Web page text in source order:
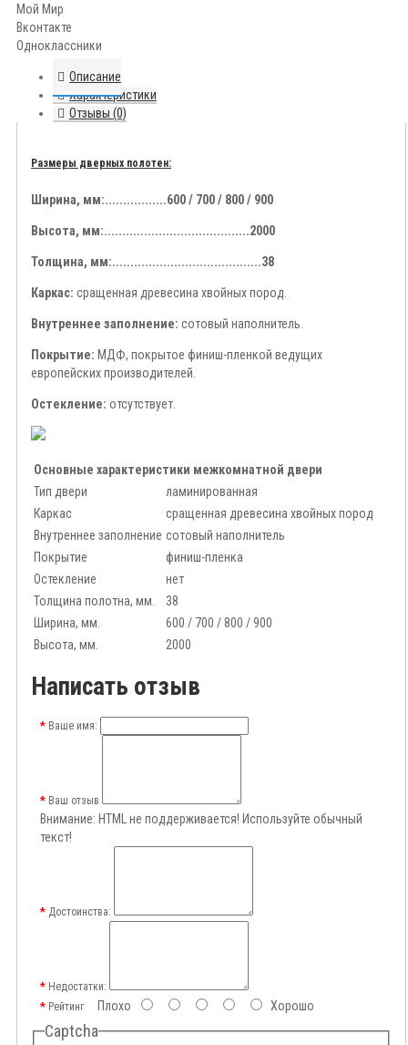
Мой Мир
Вконтакте
Одноклассники
Описание
Характеристики
Отзывы (0)
Размеры дверных полотен:
Ширина, мм:.................600 / 700 / 800 / 900
Высота, мм:........................................2000
Толщина, мм:.........................................38
Каркас: сращенная древесина хвойных пород.
Внутреннее заполнение: сотовый наполнитель.
Покрытие: МДФ, покрытое финиш-пленкой ведущих
европейских производителей.
Остекление: отсутствует.
Основные характеристики межкомнатной двери
Тип двери
ламинированная
Каркас
сращенная древесина хвойных пород
Внутреннее заполнение сотовый наполнитель
Покрытие
финиш-пленка
Остекление
нет
Толщина полотна, мм.
38
Ширина, мм.
600 / 700 / 800 / 900
Высота, мм.
2000
Написать отзыв
Ваше имя:
Ваш отзыв
Внимание: HTML не поддерживается! Используйте обычный
текст!
Достоинства:
Недостатки:
РейтингПлохо Хорошо
Captcha